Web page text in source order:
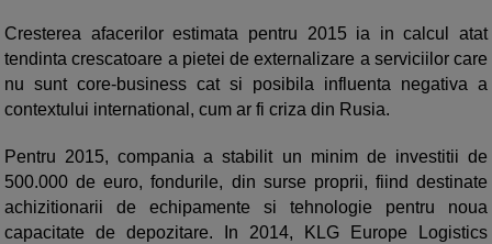
Cresterea afacerilor estimata pentru 2015 ia in calcul atat
tendinta crescatoare a pietei de externalizare a serviciilor care
nu sunt core-business cat si posibila influenta negativa a
contextului international, cum ar fi criza din Rusia.
Pentru 2015, compania a stabilit un minim de investitii de
500.000 de euro, fondurile, din surse proprii, fiind destinate
achizitionarii de echipamente si tehnologie pentru noua
capacitate de depozitare. In 2014, KLG Europe Logistics